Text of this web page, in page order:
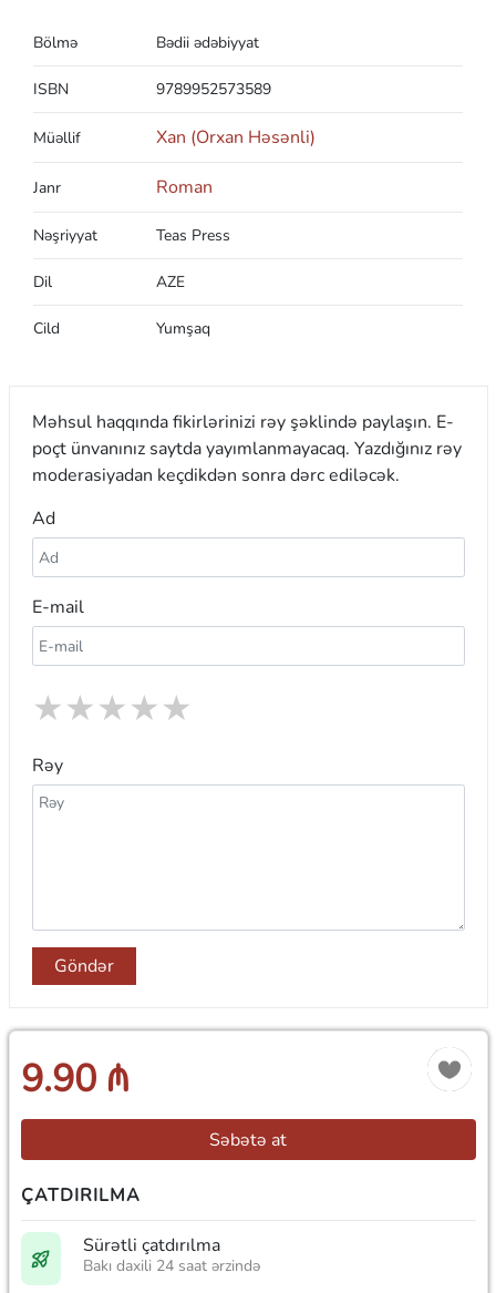
Bölmə Bədii ədəbiyyat
ISBN 9789952573589
Müəllif Xan (Orxan Həsənli)
Janr Roman
Nəşriyyat Teas Press
Dil AZE
Cild Yumşaq
Məhsul haqqında fikirlərinizi rəy şəklində paylaşın. E-
poçt ünvanınız saytda yayımlanmayacaq. Yazdığınız rəy
moderasiyadan keçdikdən sonra dərc ediləcək.
Ad
E-mail
★
★
★
★
★
Rəy
Göndər
9.90 ₼
Səbətə at
ÇATDIRILMA
Sürətli çatdırılma
Bakı daxili 24 saat ərzində